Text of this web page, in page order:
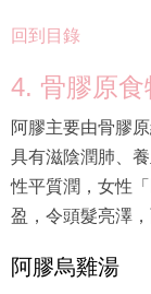
回到目錄
4. 骨膠原
阿膠主要由骨膠
具有滋陰潤肺、
性平質潤，女性
盈，令頭髮亮澤
阿膠烏雞湯